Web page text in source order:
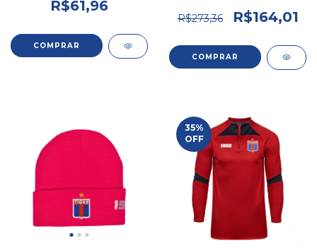
R$61,96
R$273,36 R$164,01
COMPRAR
35%
OFF